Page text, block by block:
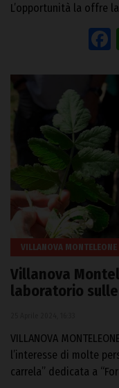
L’opportunità la offre
VILLANOVA MONTELEONE
Villanova
laboratorio
VILLANOVA
l’interesse di molte
carrela” dedicata a